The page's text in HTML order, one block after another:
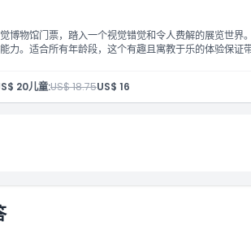
博物馆门票，踏入一个视觉错觉和令人费解的展览世界
力。适合所有年龄段，这个有趣且寓教于乐的体验保证
20儿童:US$ 18.75US$ 16